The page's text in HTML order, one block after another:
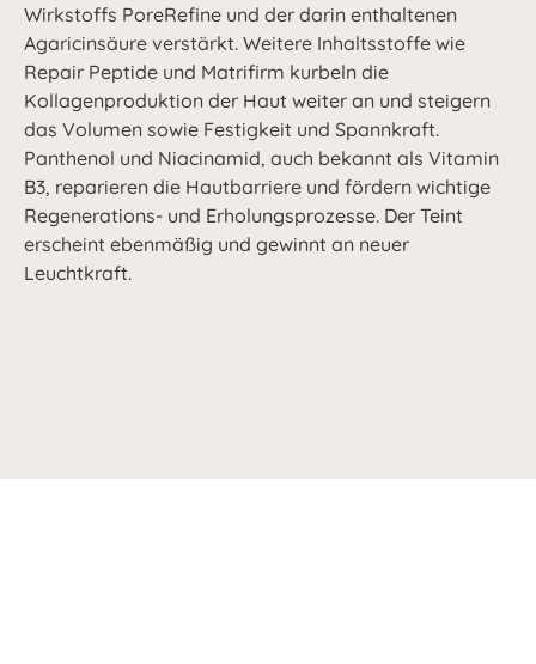
Wirkstoffs PoreRefine und der darin enthaltenen
Agaricinsäure verstärkt. Weitere Inhaltsstoffe wie
Repair Peptide und Matrifirm kurbeln die
Kollagenproduktion der Haut weiter an und steigern
das Volumen sowie Festigkeit und Spannkraft.
Panthenol und Niacinamid, auch bekannt als Vitamin
B3, reparieren die Hautbarriere und fördern wichtige
Regenerations- und Erholungsprozesse. Der Teint
erscheint ebenmäßig und gewinnt an neuer
Leuchtkraft.